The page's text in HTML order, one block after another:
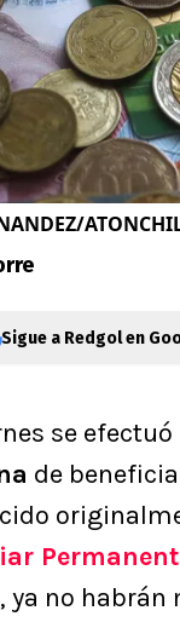
Sigue a Redgol en
se efectuó
de
ya no habrán